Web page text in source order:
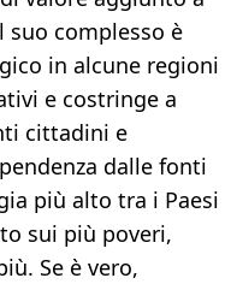
suo complesso è
in alcune regioni
e costringe a
cittadini e
dalle fonti
più alto tra i Paesi
sui più poveri,
Se è vero,